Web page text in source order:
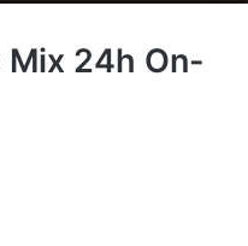
Mix 24h On-